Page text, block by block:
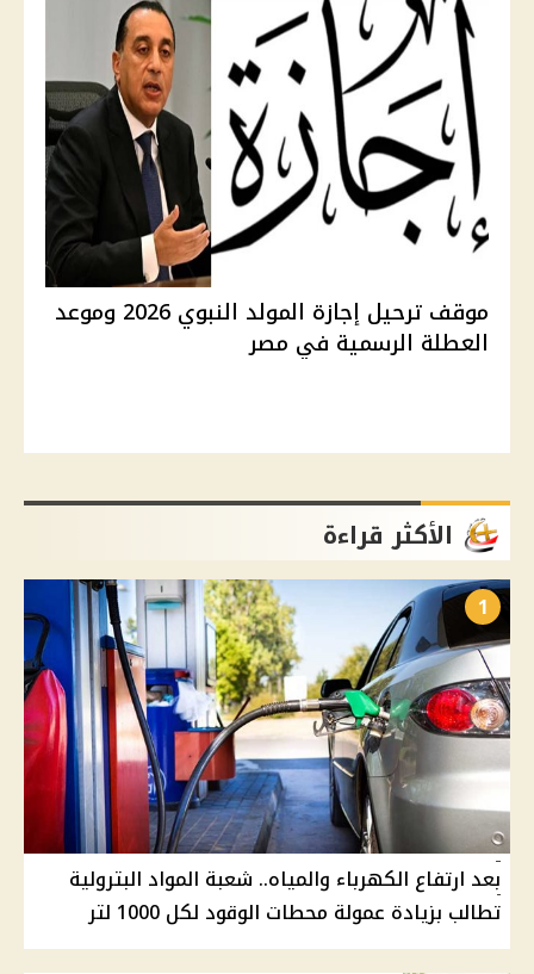
موقف ترحيل إجازة المولد النبوي 2026 وموعد
العطلة الرسمية في مصر
الأكثر قراءة
1
بعد ارتفاع الكهرباء والمياه.. شعبة المواد البترولية
تطالب بزيادة عمولة محطات الوقود لكل 1000 لتر